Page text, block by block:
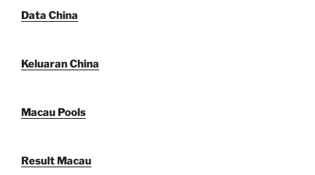
Data China
Keluaran China
Macau Pools
Result Macau